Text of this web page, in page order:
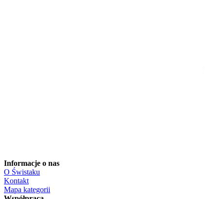
Informacje o nas
O Świstaku
Kontakt
Mapa kategorii